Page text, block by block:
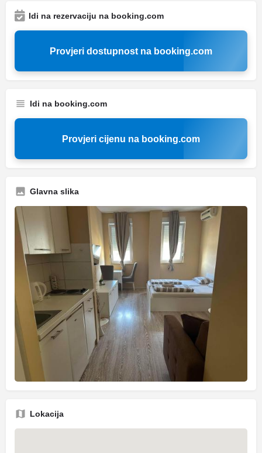
Idi na rezervaciju na booking.com
Provjeri dostupnost na booking.com
Idi na booking.com
Provjeri cijenu na booking.com
Glavna slika
Lokacija